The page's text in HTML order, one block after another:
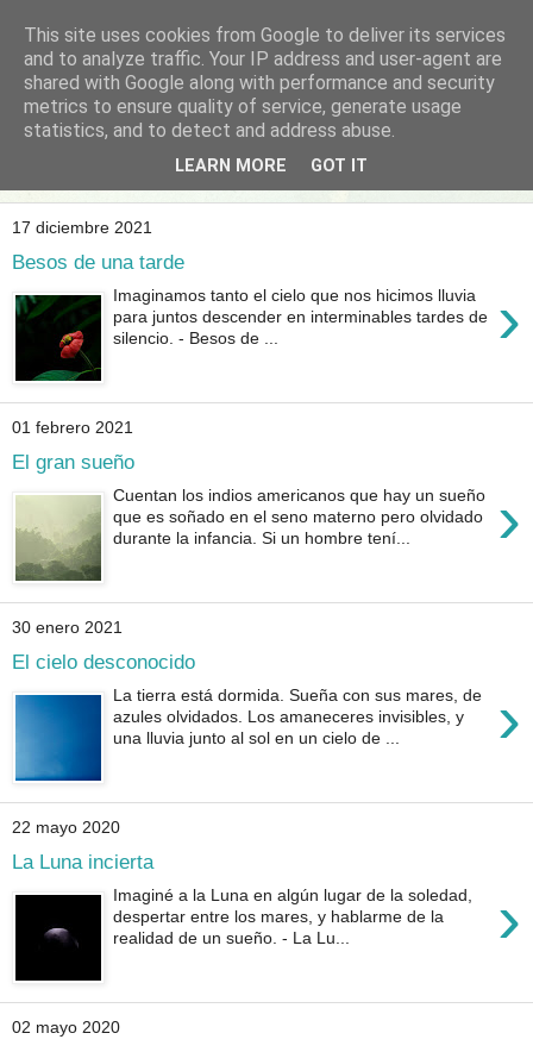
EL ARTE DE VÍCTOR
SANTAMARÍA
Descubre su fotografía y poesía
17 diciembre 2021
Besos de una tarde
›
Imaginamos tanto el cielo que nos hicimos lluvia
para juntos descender en interminables tardes de
silencio. - Besos de ...
01 febrero 2021
El gran sueño
›
Cuentan los indios americanos que hay un sueño
que es soñado en el seno materno pero olvidado
durante la infancia. Si un hombre tení...
30 enero 2021
El cielo desconocido
›
La tierra está dormida. Sueña con sus mares, de
azules olvidados. Los amaneceres invisibles, y
una lluvia junto al sol en un cielo de ...
22 mayo 2020
La Luna incierta
›
Imaginé a la Luna en algún lugar de la soledad,
despertar entre los mares, y hablarme de la
realidad de un sueño. - La Lu...
02 mayo 2020
This site uses cookies from Google to deliver its services
and to analyze traffic. Your IP address and user-agent are
shared with Google along with performance and security
metrics to ensure quality of service, generate usage
statistics, and to detect and address abuse.
LEARN MORE GOT IT